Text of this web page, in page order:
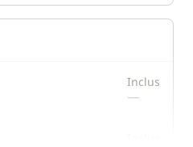
Inclus
—